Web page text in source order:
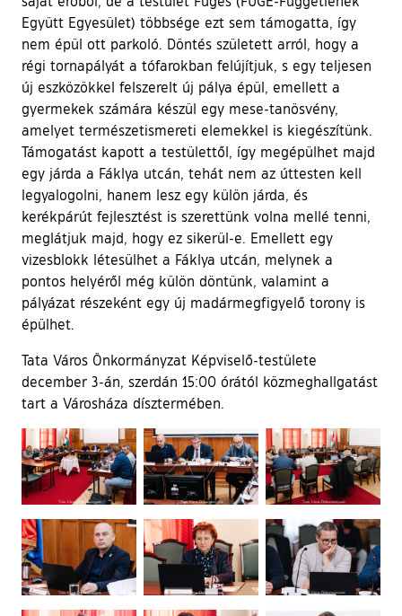
Együtt Egyesület) többsége ezt sem támogatta, így
nem épül ott parkoló. Döntés született arról, hogy a
régi tornapályát a tófarokban felújítjuk, s egy teljesen
új eszközökkel felszerelt új pálya épül, emellett a
gyermekek számára készül egy mese-tanösvény,
amelyet természetismereti elemekkel is kiegészítünk.
Támogatást kapott a testülettől, így megépülhet majd
egy járda a Fáklya utcán, tehát nem az úttesten kell
legyalogolni, hanem lesz egy külön járda, és
kerékpárút fejlesztést is szerettünk volna mellé tenni,
meglátjuk majd, hogy ez sikerül-e. Emellett egy
vizesblokk létesülhet a Fáklya utcán, melynek a
pontos helyéről még külön döntünk, valamint a
pályázat részeként egy új madármegfigyelő torony is
épülhet.
Tata Város Önkormányzat Képviselő-testülete
december 3-án, szerdán 15:00 órától közmeghallgatást
tart a Városháza dísztermében.
Ugrás a galéria utánra